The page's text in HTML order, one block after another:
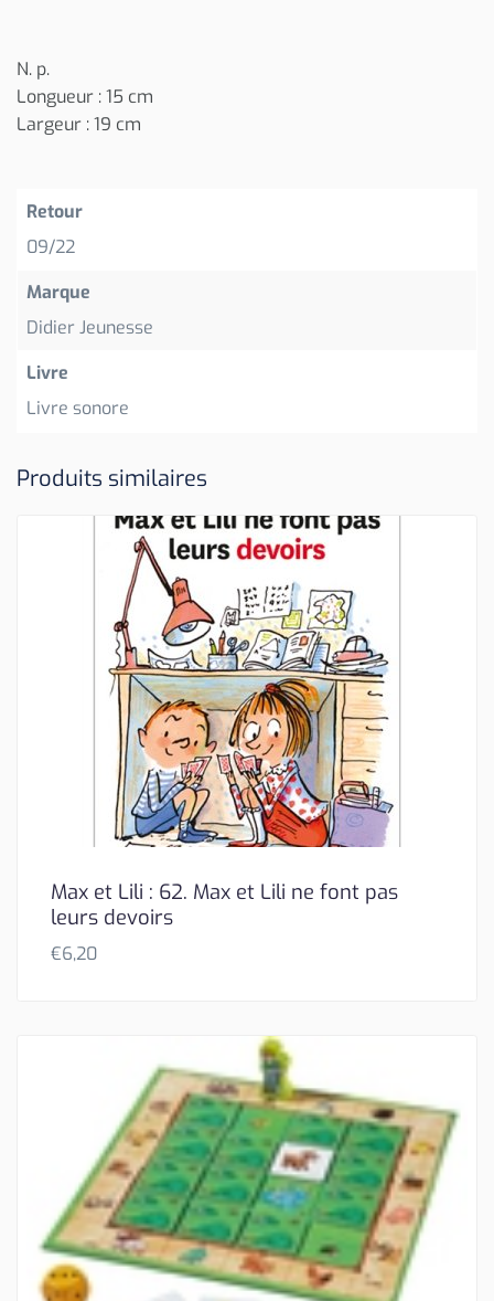
N. p.
Longueur : 15 cm
Largeur : 19 cm
Retour
09/22
Marque
Didier Jeunesse
Livre
Livre sonore
Produits similaires
Max et Lili : 62. Max et Lili ne font pas
leurs devoirs
€6,20